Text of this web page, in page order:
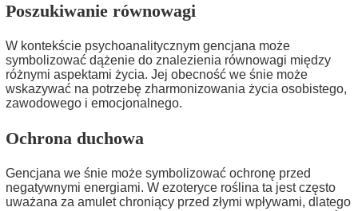
Poszukiwanie równowagi
W kontekście psychoanalitycznym gencjana może
symbolizować dążenie do znalezienia równowagi między
różnymi aspektami życia. Jej obecność we śnie może
wskazywać na potrzebę zharmonizowania życia osobistego,
zawodowego i emocjonalnego.
Ochrona duchowa
Gencjana we śnie może symbolizować ochronę przed
negatywnymi energiami. W ezoteryce roślina ta jest często
uważana za amulet chroniący przed złymi wpływami, dlatego